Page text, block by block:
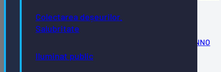
Colectarea deșeurilor.
Salubritate
Iluminat public
11. PH doc.cadastrale.imobile.A.Muresanu
12. Compl. PH
modif.HCL17din2024.protocol.ADR.proiect.INNO
13. Compl. PH delegatie.R.Moldova